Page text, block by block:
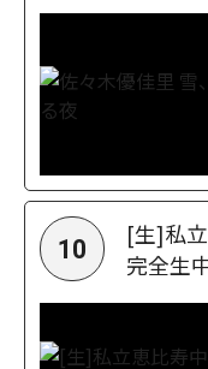
10
[生]私
完全生